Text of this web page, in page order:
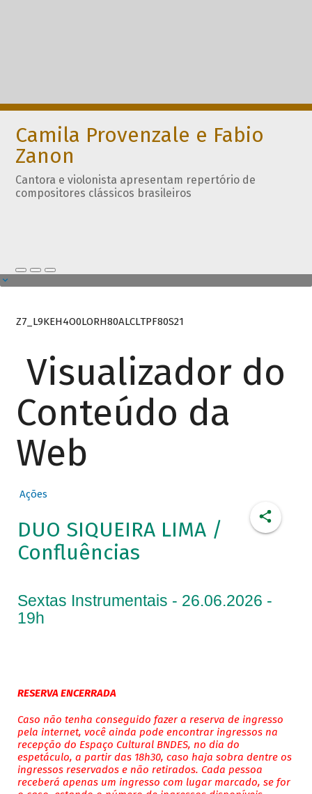
Camila Provenzale e Fabio
Zanon
Cantora e violonista apresentam repertório de
compositores clássicos brasileiros
Z7_L9KEH4O0LORH80ALCLTPF80S21
Visualizador do
Conteúdo da
Web
Ações
DUO SIQUEIRA LIMA /
Confluências
Sextas Instrumentais - 26.06.2026 -
19h
RESERVA ENCERRADA
Caso não tenha conseguido fazer a reserva de ingresso
pela internet, você ainda pode encontrar ingressos na
recepção do Espaço Cultural BNDES, no dia do
espetáculo, a partir das 18h30, caso haja sobra dentre os
ingressos reservados e não retirados. Cada pessoa
receberá apenas um ingresso com lugar marcado, se for